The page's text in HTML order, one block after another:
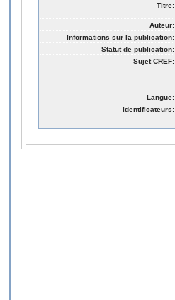
Titre:
Auteur:
Informations sur la publication:
Statut de publication:
Sujet CREF:
Langue:
Identificateurs: